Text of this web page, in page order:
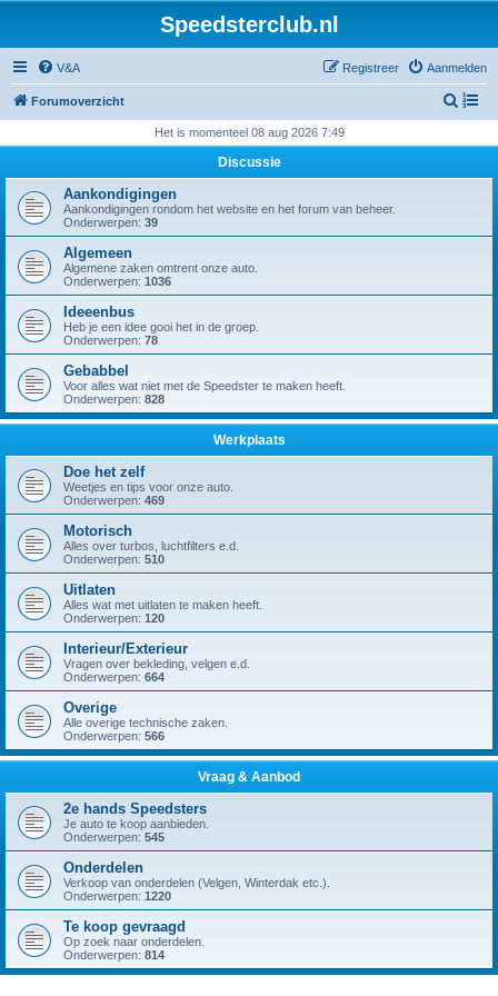
Speedsterclub.nl
V&A Aanmelden
Registreer
Forumoverzicht
Z
k
Het is momenteel 08 aug 2026 7:49
Discussie
Aankondigingen
Aankondigingen rondom het website en het forum van beheer.
Onderwerpen: 39
Algemeen
Algemene zaken omtrent onze auto.
Onderwerpen: 1036
Ideeenbus
Heb je een idee gooi het in de groep.
Onderwerpen: 78
Gebabbel
Voor alles wat niet met de Speedster te maken heeft.
Onderwerpen: 828
Werkplaats
Doe het zelf
Weetjes en tips voor onze auto.
Onderwerpen: 469
Motorisch
Alles over turbos, luchtfilters e.d.
Onderwerpen: 510
Uitlaten
Alles wat met uitlaten te maken heeft.
Onderwerpen: 120
Interieur/Exterieur
Vragen over bekleding, velgen e.d.
Onderwerpen: 664
Overige
Alle overige technische zaken.
Onderwerpen: 566
Vraag & Aanbod
2e hands Speedsters
Je auto te koop aanbieden.
Onderwerpen: 545
Onderdelen
Verkoop van onderdelen (Velgen, Winterdak etc.).
Onderwerpen: 1220
Te koop gevraagd
Op zoek naar onderdelen.
Onderwerpen: 814